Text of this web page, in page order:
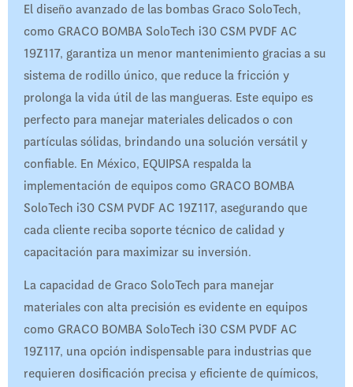
El diseño avanzado de las bombas Graco SoloTech,
como GRACO BOMBA SoloTech i30 CSM PVDF AC
19Z117, garantiza un menor mantenimiento gracias a su
sistema de rodillo único, que reduce la fricción y
prolonga la vida útil de las mangueras. Este equipo es
perfecto para manejar materiales delicados o con
partículas sólidas, brindando una solución versátil y
confiable. En México, EQUIPSA respalda la
implementación de equipos como GRACO BOMBA
SoloTech i30 CSM PVDF AC 19Z117, asegurando que
cada cliente reciba soporte técnico de calidad y
capacitación para maximizar su inversión.
La capacidad de Graco SoloTech para manejar
materiales con alta precisión es evidente en equipos
como GRACO BOMBA SoloTech i30 CSM PVDF AC
19Z117, una opción indispensable para industrias que
requieren dosificación precisa y eficiente de químicos,